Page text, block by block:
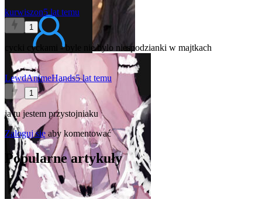
kurwiszon5 lat temu
1
cycki cyckami - byle nie bylo niespodzianki w majtkach
LewdAnimeHands5 lat temu
1
ja tu jestem przystojniaku
Zaloguj się aby komentować
Popularne artykuły